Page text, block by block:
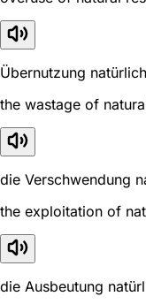
Übernutzung
the wastage of
die Verschwendung
the exploitation of
die Ausbeutung